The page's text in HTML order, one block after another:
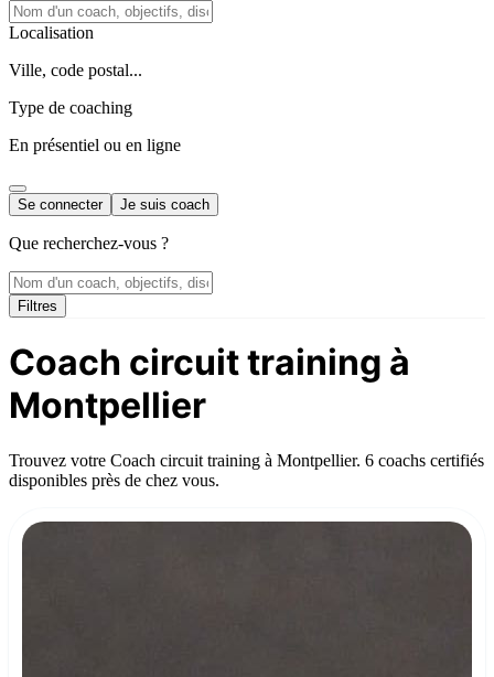
Localisation
Ville, code postal...
Type de coaching
En présentiel ou en ligne
Se connecter Je suis coach
Que recherchez-vous ?
Filtres
Coach circuit training à
Montpellier
Trouvez votre Coach circuit training à Montpellier. 6 coachs certifiés
disponibles près de chez vous.